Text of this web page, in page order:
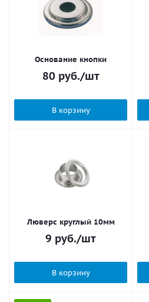
Основание кнопки
80 руб./шт
В корзину
Люверс круглый 10мм
9 руб./шт
В корзину